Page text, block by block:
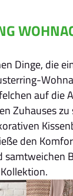
Dinge, die
auf die
Zuhauses
den
samtweichen